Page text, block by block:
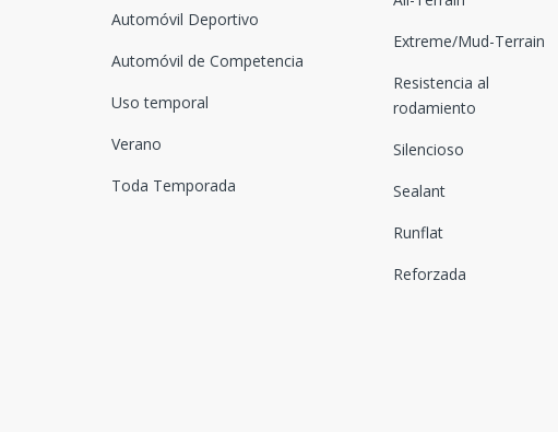
Automóvil Deportivo
Automóvil de Competencia
Uso temporal
Verano
Toda Temporada
Extreme/Mud-Terrain
Resistencia al
rodamiento
Silencioso
Sealant
Runflat
Reforzada